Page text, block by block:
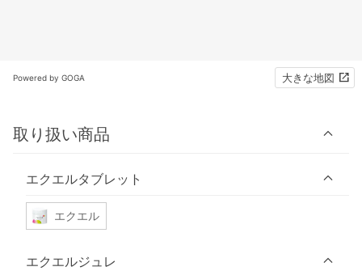
Powered by GOGA 大きな地図
取り扱い商品
エクエルタブレット
エクエル
エクエルジュレ